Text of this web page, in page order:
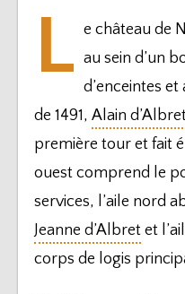
L e château de
au sein d’un
d’enceintes et
de 1491, Alain
première tour et fait
ouest comprend le
services, l’aile nord
Jeanne d’Albret et
corps de logis